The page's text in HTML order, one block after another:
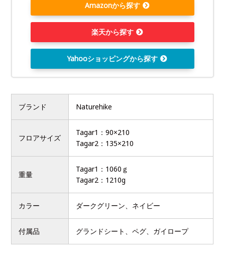
Amazonから探す
楽天から探す
Yahooショッピングから探す
ブランド Naturehike
フロアサイズ
Tagar1：90×210
Tagar2：135×210
重量
Tagar1：1060ｇ
Tagar2：1210g
カラー ダークグリーン、ネイビー
付属品 グランドシート、ペグ、ガイロープ